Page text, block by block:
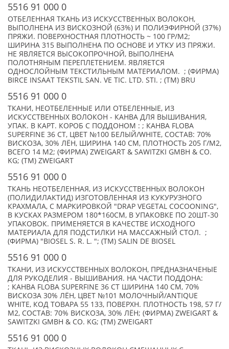
5516 91 000 0
ОТБЕЛЕННАЯ ТКАНЬ ИЗ ИСКУССТВЕННЫХ ВОЛОКОН,
ВЫПОЛНЕНА ИЗ ВИСКОЗНОЙ (63%) И ПОЛИЭФИРНОЙ (37%)
ПРЯЖИ. ПОВЕРХНОСТНАЯ ПЛОТНОСТЬ ~ 100 ГР/М2;
ШИРИНА 315 ВЫПОЛНЕНА ПО ОСНОВЕ И УТКУ ИЗ ПРЯЖИ.
НЕ ЯВЛЯЕТСЯ ВЫСОКОПРОЧНОЙ, ВЫПОЛНЕНА
ПОЛОТНЯНЫМ ПЕРЕПЛЕТЕНИЕМ. ЯВЛЯЕТСЯ
ОДНОСЛОЙНЫМ ТЕКСТИЛЬНЫМ МАТЕРИАЛОМ. ; (ФИРМА)
BIRCE INSAAT TEKSTIL SAN. VE TIC. LTD. STI. ; (TM) BRU
5516 91 000 0
ТКАНИ, НЕОТБЕЛЕННЫЕ ИЛИ ОТБЕЛЕННЫЕ, ИЗ
ИСКУССТВЕННЫХ ВОЛОКОН - КАНВА ДЛЯ ВЫШИВАНИЯ,
УПАК. В КАРТ. КОРОБ С ПОДДОНОМ : ; КАНВА FLOBA
SUPERFINE 36 СT, ЦВЕТ №100 БЕЛЫЙ/WHITE, СОСТАВ: 70%
ВИСКОЗА, 30% ЛЁН, ШИРИНА 140 СМ, ПЛОТНОСТЬ 205 Г/М2,
ВСЕГО 14 М2; (ФИРМА) ZWEIGART & SAWITZKI GMBH & CO.
KG; (TM) ZWEIGART
5516 91 000 0
ТКАНЬ НЕОТБЕЛЕННАЯ, ИЗ ИСКУССТВЕННЫХ ВОЛОКОН
(ПОЛИДИЛАКТИД) ИЗГОТОВЛЕННАЯ ИЗ КУКУРУЗНОГО
КРАХМАЛА, С МАРКИРОВКОЙ "DRAP VEGETAL COCOONING",
В КУСКАХ РАЗМЕРОМ 180*160СМ, В УПАКОВКЕ ПО 20ШТ-30
УПАКОВОК. ПРИМЕНЯЕТСЯ В КАЧЕСТВЕ ИСХОДНОГО
МАТЕРИАЛА ДЛЯ ПОДСТИЛКИ НА МАССАЖНЫЙ СТОЛ. ;
(ФИРМА) "BIOSEL S. R. L. "; (TM) SALIN DE BIOSEL
5516 91 000 0
ТКАНИ, ИЗ ИСКУССТВЕННЫХ ВОЛОКОН, ПРЕДНАЗНАЧЕНЫЕ
ДЛЯ РУКОДЕЛИЯ - ВЫШИВАНИЯ. НА ЧАСТИ ПОДДОНА:
; КАНВА FLOBA SUPERFINE 36 СT ШИРИНА 140 СМ, 70%
ВИСКОЗА 30% ЛЁН, ЦВЕТ №101 МОЛОЧНЫЙ/ANTIQUE
WHITE, КОД ТОВАРА 55 133, ПОВЕРХН. ПЛОТНОСТЬ 198, 57 Г/
М2, СОСТАВ: 70% ВИСКОЗА, 30% ЛЁН; (ФИРМА) ZWEIGART &
SAWITZKI GMBH & CO. KG; (TM) ZWEIGART
5516 91 000 0